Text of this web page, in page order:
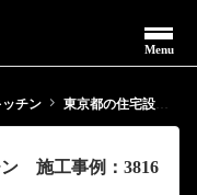
Menu
チン 東京都の住宅設備工事・キッチン
ン 施工事例：3816